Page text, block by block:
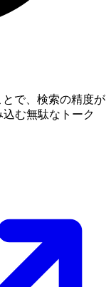
で、検索の精度が
む無駄なトーク